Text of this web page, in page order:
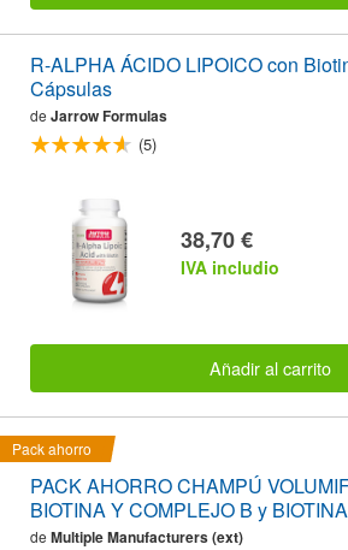
R-ALPHA ÁCIDO LIPOICO con
Cápsulas
de Jarrow Formulas
(5)
38,70 €
IVA includio
Añadir al carrito
Pack ahorro
PACK AHORRO CHAMPÚ
BIOTINA Y COMPLEJO B y
de Multiple Manufacturers (ext)